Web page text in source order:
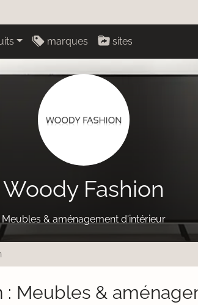
marques sites
Woody Fashion
Meubles & aménagement d'intérieur
Meubles &